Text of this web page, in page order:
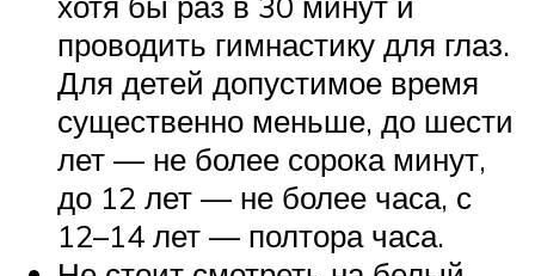
проводить гимнастику для глаз.
Для детей допустимое время
существенно меньше, до шести
лет — не более сорока минут,
до 12 лет — не более часа, с
12–14 лет — полтора часа.